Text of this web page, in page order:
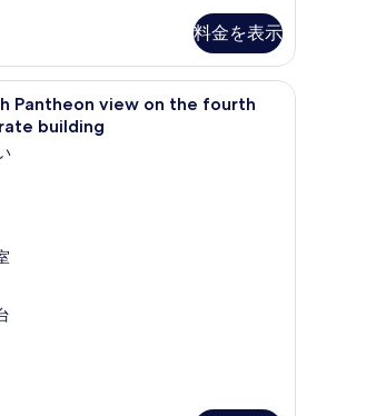
料金を表示
separate building | 高級寝具、羽毛の掛け布団、低
Double room with Pantheon view on the
Pantheon view on the fourth
building